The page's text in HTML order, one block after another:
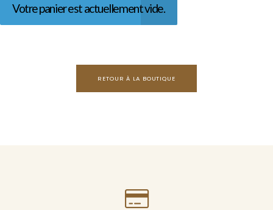
Votre panier est actuellement vide.
RETOUR À LA BOUTIQUE